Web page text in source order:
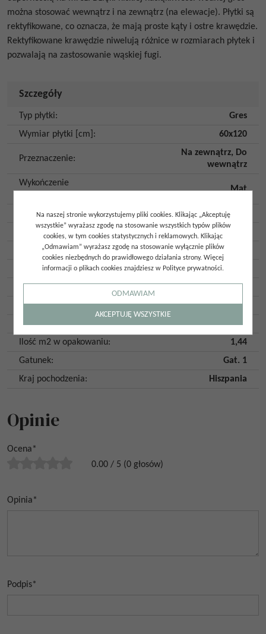
można stosować wewnątrz i na zewnątrz (na elewacje). Płytki są
rektyfikowane, co oznacza, że mają proste kąty i ostre krawędzie.
Rektyfikowane krawędzie niwelują różnice w rozmiarach płytek i
pozwalają na zastosowanie wąskiej fugi.
Szczegóły
Typ płytki:
Gres
Wymiar płytki [cm] : 60x120
Przeznaczenie:
Na zewnątrz, Do
wewnątrz
Wykończenie
Mat
Kolor:
Beżowy
Prostokąt
Klasa ścieralności:
Antypoślizgowość:
Płytka rektyfikowana:
Tak
Mrozoodporność:
Tak
Ilość szt. w opakowaniu:
2
Ilość m2 w opakowaniu:
1,44
Gatunek:
Gat. 1
Kraj pochodzenia: Hiszpania
Opinie
Ocena*
0.00 / 5 (0 głosów)
Opinia*
Podpis*
Na naszej stronie wykorzystujemy pliki cookies. Klikając „Akceptuję
wszystkie” wyrażasz zgodę na stosowanie wszystkich typów plików
cookies, w tym cookies statystycznych i reklamowych. Klikając
„Odmawiam” wyrażasz zgodę na stosowanie wyłącznie plików
cookies niezbędnych do prawidłowego działania strony. Więcej
informacji o plikach cookies znajdziesz w Polityce prywatności.
ODMAWIAM
AKCEPTUJĘ WSZYSTKIE